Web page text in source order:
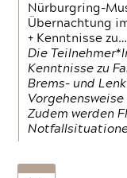
Nürburgring-
Übernachtung
+ Kenntnisse zu…
Die
Kenntnisse zu
Brems- und
Zudem werden